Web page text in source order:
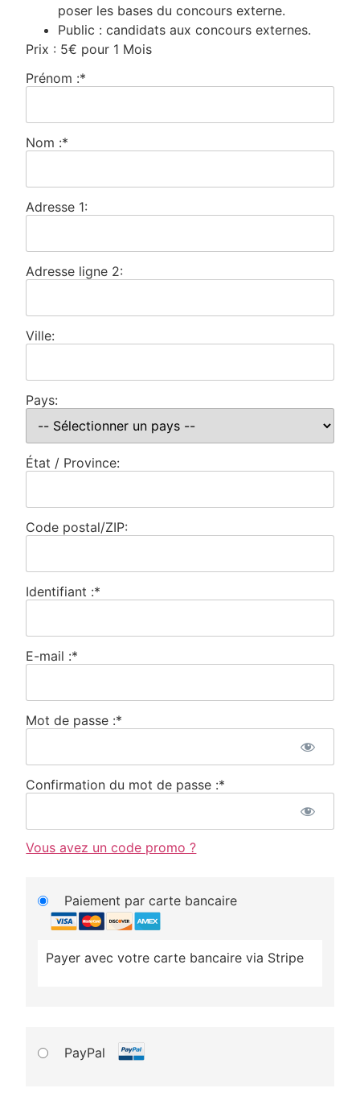
poser les bases du concours externe.
Public : candidats aux concours externes.
Prix : 5€ pour 1 Mois
Prénom :*
Nom :*
Adresse 1:
Adresse ligne 2:
Ville:
Pays:
État / Province:
Code postal/ZIP:
Identifiant :*
E-mail :*
Mot de passe :*
Confirmation du mot de passe :*
Vous avez un code promo ?
Paiement par carte bancaire
Payer avec votre carte bancaire via Stripe
PayPal